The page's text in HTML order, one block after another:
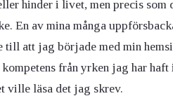
hinder i livet, men precis som
En av mina många
till att jag började med min
från yrken jag har
ville läsa det jag skrev.